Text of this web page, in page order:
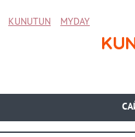
KUNUTUN MYDAY